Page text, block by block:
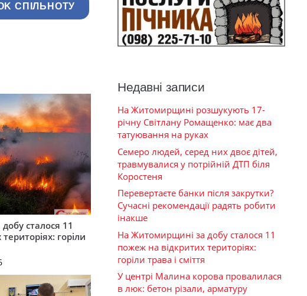
СПІЛЬНОТУ
сталося 11
горіли
Недавні записи
На Житомирщині розшукують 17-
річну Світлану Ромащенко: має два
татуювання на руках
Семеро людей, серед них двоє дітей,
травмувалися у потрійній ДТП біля
Коростеня
Перевертаєте банки після закрутки?
Сучасні рекомендації радять робити
інакше
На Житомирщині за добу сталося 11
пожеж на відкритих територіях:
горіли трава і сміття
У центрі Малина корова провалилася
в люк: бетон різали, арматуру